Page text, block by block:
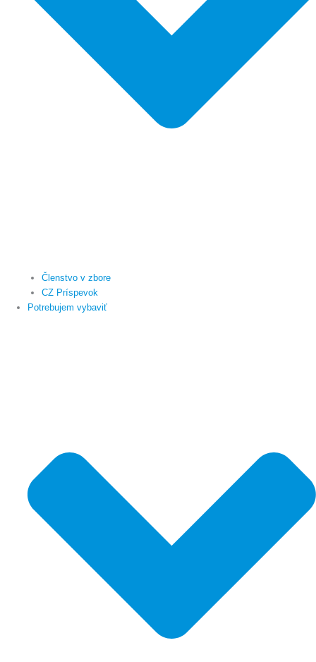
Členstvo v zbore
CZ Príspevok
Potrebujem vybaviť